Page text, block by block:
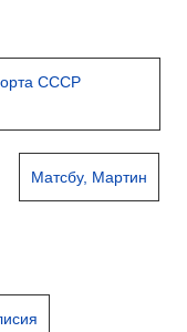
СССР
Матсбу, Мартин